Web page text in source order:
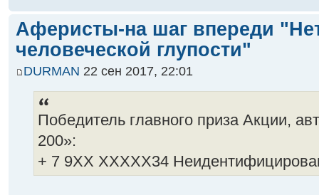
Аферисты-на шаг впереди
человеческой глупости"
DURMAN 22 сен 2017, 22:01
Победитель главного приза Акции,
200»:
+ 7 9XX ХXXXX34